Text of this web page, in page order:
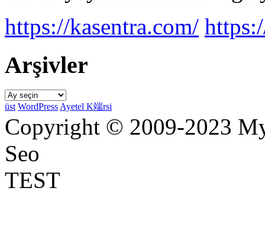
https://kasentra.com/
Arşivler
Arşivler
üst WordPressAyetel K端rsi
Copyright © 2009-2023
Seo
TEST